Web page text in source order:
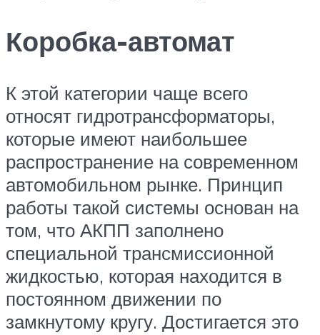
Коробка-автомат
К этой категории чаще всего
относят гидротрансформаторы,
которые имеют наибольшее
распространение на современном
автомобильном рынке. Принцип
работы такой системы основан на
том, что АКПП заполнено
специальной трансмиссионной
жидкостью, которая находится в
постоянном движении по
замкнутому кругу. Достигается это